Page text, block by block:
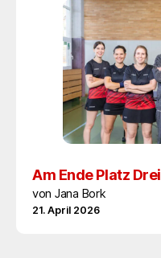
Am Ende Platz Drei
von Jana Bork
21. April 2026